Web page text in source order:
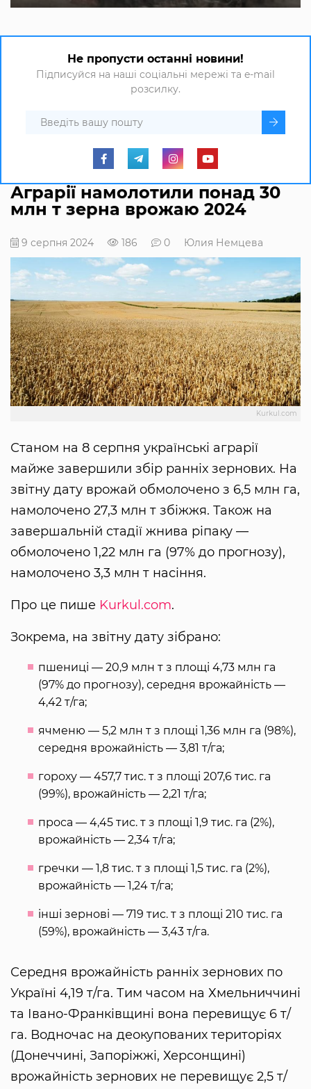
Не пропусти останні новини!
Підписуйся на наші соціальні мережі та e-mail
розсилку.
Аграрії намолотили понад 30
млн т зерна врожаю 2024
9 серпня 2024 186 0 Юлия Немцева
Kurkul.com
Станом на 8 серпня українські аграрії
майже завершили збір ранніх зернових. На
звітну дату врожай обмолочено з 6,5 млн га,
намолочено 27,3 млн т збіжжя. Також на
завершальній стадії жнива ріпаку —
обмолочено 1,22 млн га (97% до прогнозу),
намолочено 3,3 млн т насіння.
Про це пише Kurkul.com.
Зокрема, на звітну дату зібрано:
пшениці — 20,9 млн т з площі 4,73 млн га
(97% до прогнозу), середня врожайність —
4,42 т/га;
ячменю — 5,2 млн т з площі 1,36 млн га (98%),
середня врожайність — 3,81 т/га;
гороху — 457,7 тис. т з площі 207,6 тис. га
(99%), врожайність — 2,21 т/га;
проса — 4,45 тис. т з площі 1,9 тис. га (2%),
врожайність — 2,34 т/га;
гречки — 1,8 тис. т з площі 1,5 тис. га (2%),
врожайність — 1,24 т/га;
інші зернові — 719 тис. т з площі 210 тис. га
(59%), врожайність — 3,43 т/га.
Середня врожайність ранніх зернових по
Україні 4,19 т/га. Тим часом на Хмельниччині
та Івано-Франківщині вона перевищує 6 т/
га. Водночас на деокупованих територіях
(Донеччині, Запоріжжі, Херсонщині)
врожайність зернових не перевищує 2,5 т/